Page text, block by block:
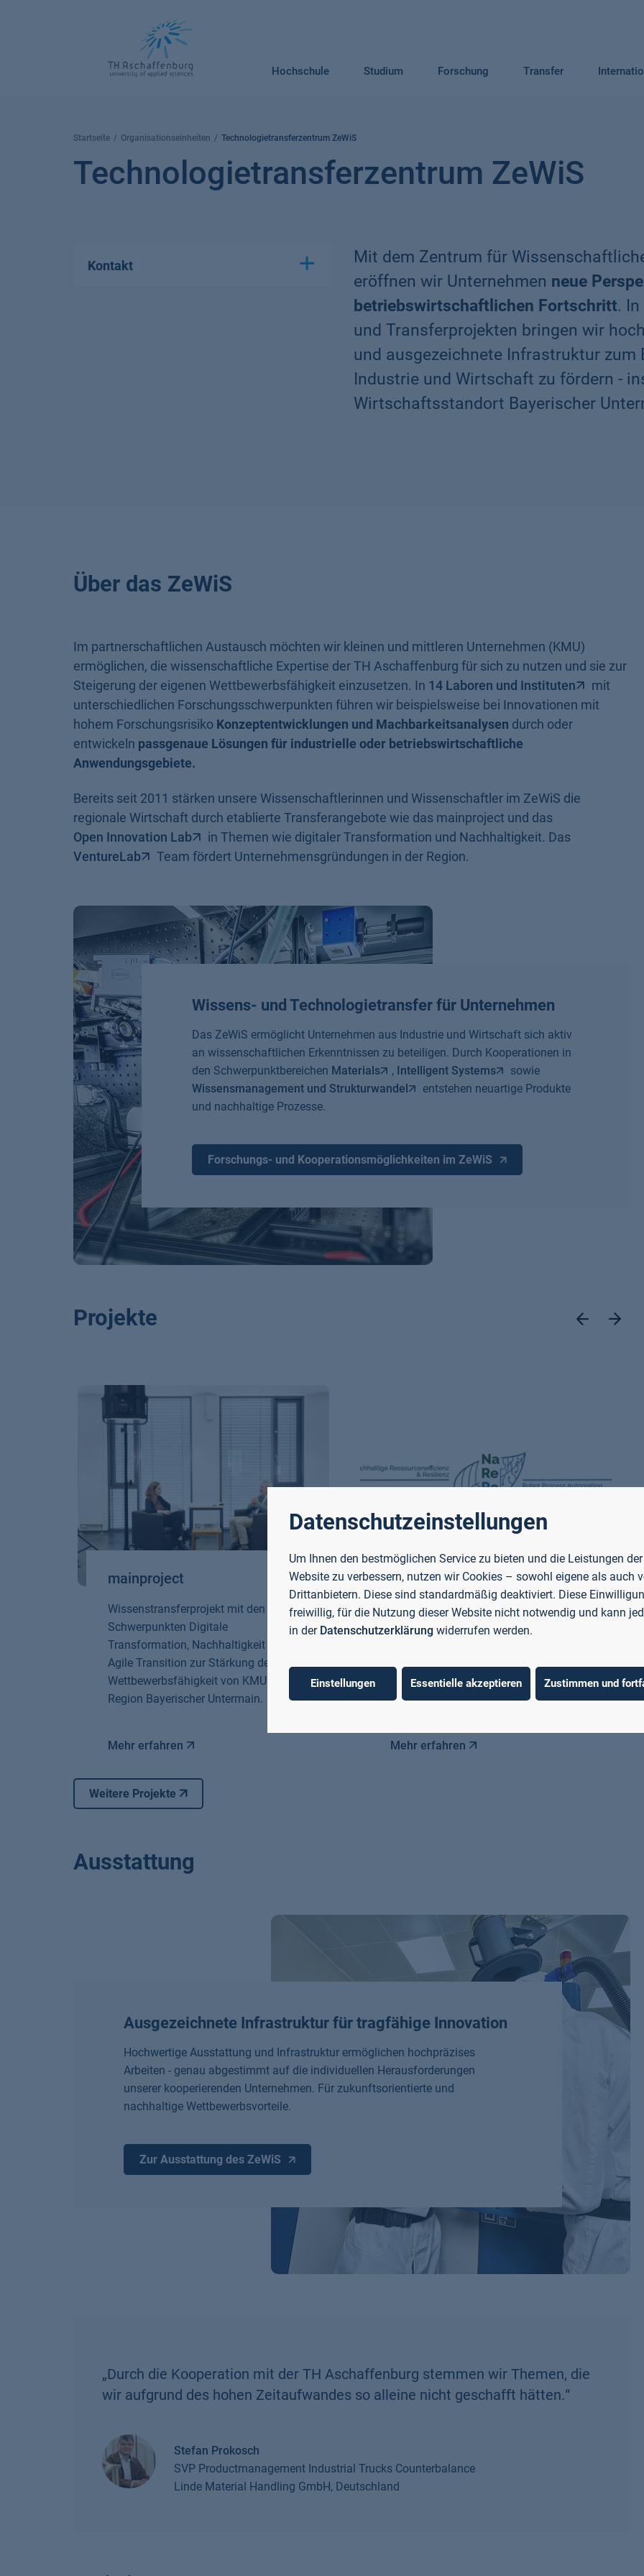
Hochschule Studium Forschung Transfer
Startseite Organisationseinheiten Technologietransferzentrum ZeWiS
Technologietransferzentrum ZeWiS
Kontakt
Mit dem Zentrum für
eröffnen wir Unternehmen neue
betriebswirtschaftlichen Fortschritt.
und Transferprojekten bringen wir
und ausgezeichnete Infrastruktur zum
Industrie und Wirtschaft zu fördern -
Wirtschaftsstandort Bayerischer
Über das ZeWiS
Im partnerschaftlichen Austausch möchten wir kleinen und mittleren Unternehmen (KMU)
ermöglichen, die wissenschaftliche Expertise der TH Aschaffenburg für sich zu nutzen und sie zur
Steigerung der eigenen Wettbewerbsfähigkeit einzusetzen. In 14 Laboren und Instituten
mit
unterschiedlichen Forschungsschwerpunkten führen wir beispielsweise bei Innovationen mit
hohem Forschungsrisiko Konzeptentwicklungen und Machbarkeitsanalysen durch oder
entwickeln passgenaue Lösungen für industrielle oder betriebswirtschaftliche
Anwendungsgebiete.
Bereits seit 2011 stärken unsere Wissenschaftlerinnen und Wissenschaftler im ZeWiS die
regionale Wirtschaft durch etablierte Transferangebote wie das mainproject und das
Open Innovation Lab
in Themen wie digitaler Transformation und Nachhaltigkeit. Das
VentureLab
Team fördert Unternehmensgründungen in der Region.
Wissens- und Technologietransfer für Unternehmen
Das ZeWiS ermöglicht Unternehmen aus Industrie und Wirtschaft sich aktiv
an wissenschaftlichen Erkenntnissen zu beteiligen. Durch Kooperationen in
den Schwerpunktbereichen Materials , Intelligent Systems
sowie
Wissensmanagement und Strukturwandel
entstehen neuartige Produkte
und nachhaltige Prozesse.
Forschungs- und Kooperationsmöglichkeiten im ZeWiS
Projekte
mainproject
Wissenstransferprojekt mit den
Schwerpunkten Digitale
Transformation, Nachhaltigkeit und
Agile Transition zur Stärkung der
Wettbewerbsfähigkeit von KMU in der
Region Bayerischer Untermain.
Mehr erfahren
NaReRoKI
NaReRoKI stärkt Unternehmen in
Bayern, indem Fach- und
Künstlicher Intelligenz und
Ressourceneffizienz gelehrt werden.
Mehr erfahren
Weitere Projekte
Ausstattung
Ausgezeichnete Infrastruktur für tragfähige Innovation
Hochwertige Ausstattung und Infrastruktur ermöglichen hochpräzises
Arbeiten - genau abgestimmt auf die individuellen Herausforderungen
unserer kooperierenden Unternehmen. Für zukunftsorientierte und
nachhaltige Wettbewerbsvorteile.
Zur Ausstattung des ZeWiS
Stefan Prokosch
SVP Productmanagement Industrial Trucks Counterbalance
Linde Material Handling GmbH, Deutschland
„Durch die Koopera­tion mit der TH Aschaffenburg stemmen wir Themen, die
wir aufgrund des hohen Zeitaufwandes so alleine nicht geschafft hätten.“
Datenschutzeinstellungen
Um Ihnen den bestmöglichen Service zu bieten und die Leistungen der
Website zu verbessern, nutzen wir Cookies – sowohl eigene als auch
Drittanbietern. Diese sind standardmäßig deaktiviert. Diese
freiwillig, für die Nutzung dieser Website nicht notwendig und kann
in der Datenschutzerklärung widerrufen werden.
Einstellungen Essentielle akzeptieren Zustimmen und